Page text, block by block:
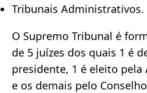
Tribunais Administrativos.
O Supremo Tribunal é
de 5 juízes dos quais 1 é
presidente, 1 é eleito pela
e os demais pelo